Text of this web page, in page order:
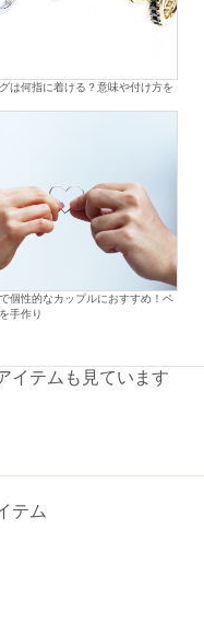
は何指に着ける？意味や付け方を
個性的なカップルにおすすめ！ペ
手作り
イテムも見ています
テム